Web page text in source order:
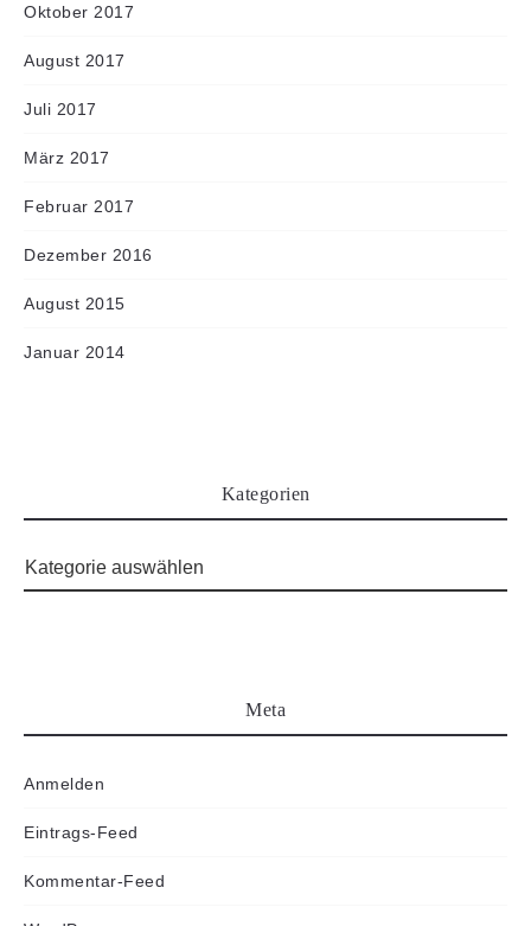
Oktober 2017
August 2017
Juli 2017
März 2017
Februar 2017
Dezember 2016
August 2015
Januar 2014
Kategorien
Meta
Anmelden
Eintrags-Feed
Kommentar-Feed